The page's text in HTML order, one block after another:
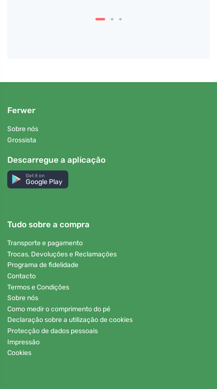
Ferwer
Sobre nós
Grossista
Descarregue a aplicação
Get it on
Google Play
Tudo sobre a compra
Transporte e pagamento
Trocas, Devoluções e Reclamações
Programa de fidelidade
Contacto
Termos e Condições
Sobre nós
Como medir o comprimento do pé
Declaração sobre a utilização de cookies
Protecção de dados pessoais
Impressão
Cookies